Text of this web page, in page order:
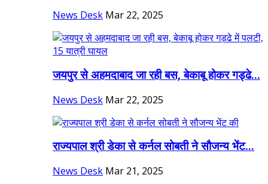
News Desk Mar 22, 2025
जयपुर से अहमदाबाद जा रही बस, बेकाबू होकर गड्ढे...
News Desk Mar 22, 2025
राज्यपाल श्री डेका से कर्नल सोबती ने सौजन्य भेंट...
News Desk Mar 21, 2025